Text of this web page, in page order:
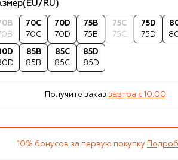
(EU/RU)
70C
70C
70D
70D
75B
75B
75C
75C
75D
75D
85B
85B
85C
85C
85D
85D
Получите заказ завтра c 10:00
10% бонусов за первую покупку